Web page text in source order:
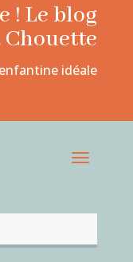
! Le blog
Chouette
idéale